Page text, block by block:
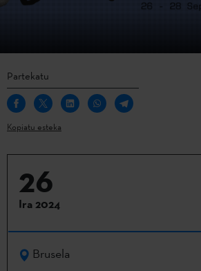
Partekatu
Kopiatu esteka
26
Ira 2024
Brusela